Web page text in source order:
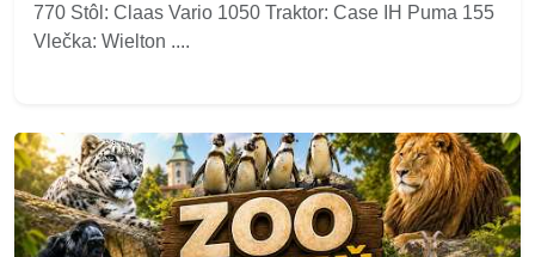
770 Stôl: Claas Vario 1050 Traktor: Case IH Puma 155
Vlečka: Wielton ....